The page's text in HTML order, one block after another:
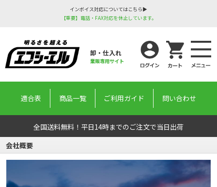
インボイス対応についてはこちら▶
【重要】電話・FAX対応を休止しています。
卸・仕入れ
業販専用サイト
適合表 商品一覧 ご利用ガイド 問い合わせ
全国送料無料！平日14時までのご注文で当日出荷
会社概要